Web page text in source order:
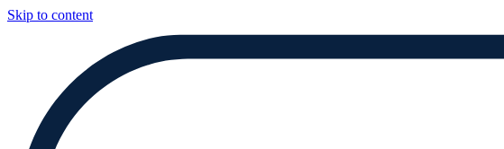
Skip to content